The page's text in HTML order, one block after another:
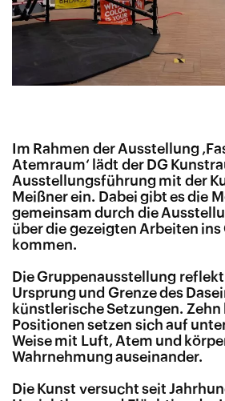
Im Rahmen der Ausstellung
Atemraum‘ lädt der DG
Ausstellungsführung mit der
Meißner ein. Dabei gibt es die
gemeinsam durch die
über die gezeigten Arbeiten ins
kommen.
Die Gruppenausstellung
Ursprung und Grenze des
künstlerische Setzungen.
Positionen setzen sich auf
Weise mit Luft, Atem und
Wahrnehmung auseinander.
Die Kunst versucht seit